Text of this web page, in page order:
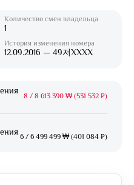
Количество смен владельца
1
История изменения номера
12.09.2016 — 49저XXXX
8 / 8 613 390 ₩ (531 532 ₽)
6 / 6 499 499 ₩ (401 084 ₽)